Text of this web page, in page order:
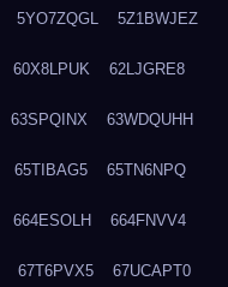
5YO7ZQGL 5Z1BWJEZ
60X8LPUK 62LJGRE8
63SPQINX 63WDQUHH
65TIBAG5 65TN6NPQ
664ESOLH 664FNVV4
67T6PVX5 67UCAPT0